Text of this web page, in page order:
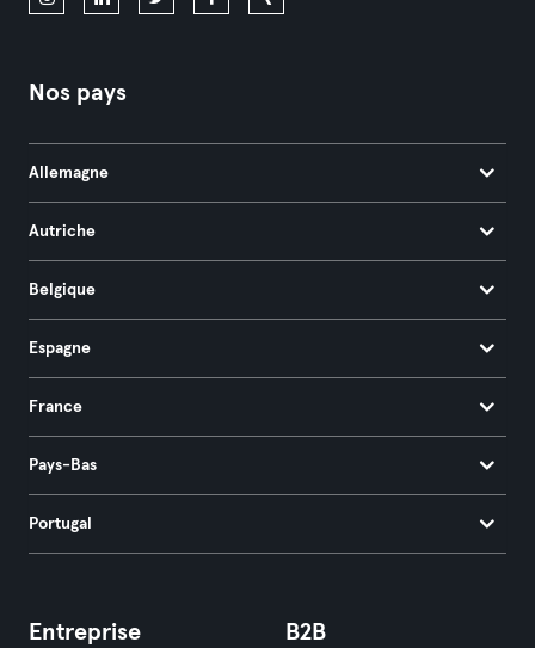
Nos pays
Allemagne
Autriche
Belgique
Espagne
France
Pays-Bas
Portugal
Entreprise B2B